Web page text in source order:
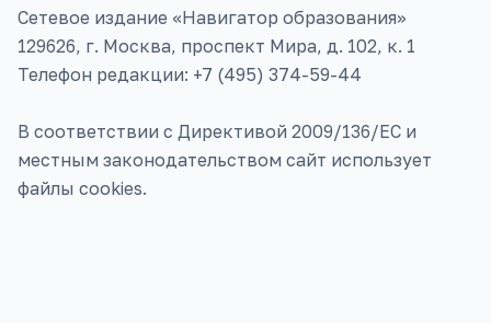
Сетевое издание «Навигатор образования»
129626, г. Москва, проспект Мира, д. 102, к. 1
Телефон редакции: +7 (495) 374-59-44
В соответствии с Директивой 2009/136/EC и
местным законодательством сайт использует
файлы cookies.